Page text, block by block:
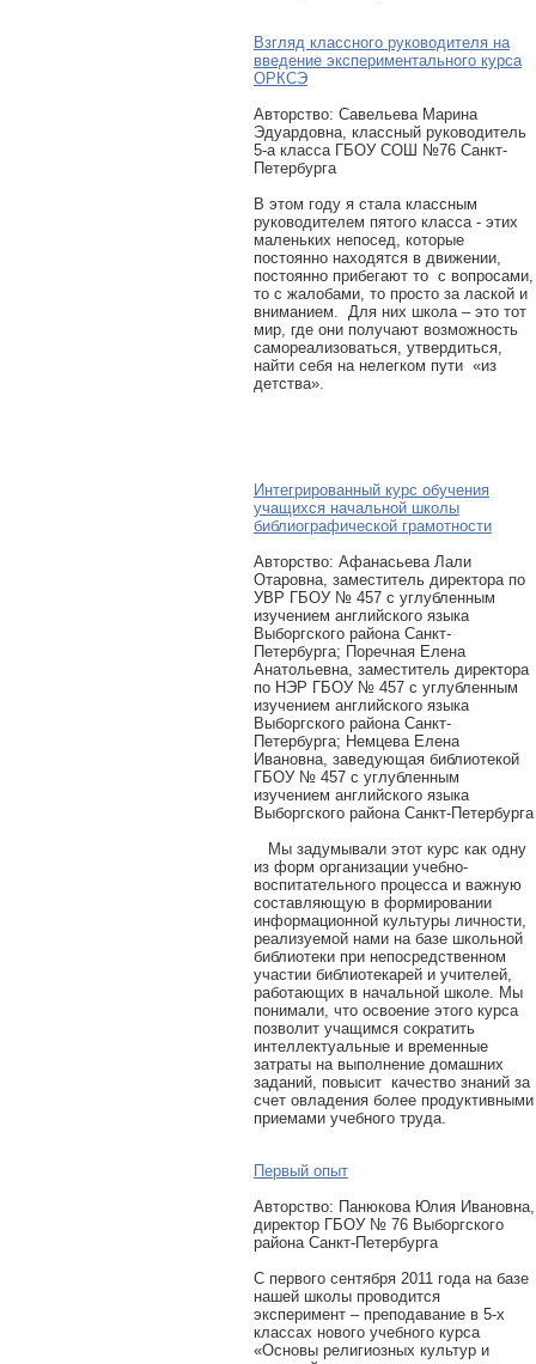
Взгляд классного руководителя на
введение экспериментального курса
ОРКСЭ
Авторcтво: Савельева Марина
Эдуардовна, классный руководитель
5-а класса ГБОУ СОШ №76 Санкт-
Петербурга
В этом году я стала классным
руководителем пятого класса - этих
маленьких непосед, которые
постоянно находятся в движении,
постоянно прибегают то с вопросами,
то с жалобами, то просто за лаской и
вниманием. Для них школа – это тот
мир, где они получают возможность
самореализоваться, утвердиться,
найти себя на нелегком пути «из
детства».
Интегрированный курс обучения
учащихся начальной школы
библиографической грамотности
Авторcтво: Афанасьева Лали
Отаровна, заместитель директора по
УВР ГБОУ № 457 с углубленным
изучением английского языка
Выборгского района Санкт-
Петербурга; Поречная Елена
Анатольевна, заместитель директора
по НЭР ГБОУ № 457 с углубленным
изучением английского языка
Выборгского района Санкт-
Петербурга; Немцева Елена
Ивановна, заведующая библиотекой
ГБОУ № 457 с углубленным
изучением английского языка
Выборгского района Санкт-Петербурга
Мы задумывали этот курс как одну
из форм организации учебно-
воспитательного процесса и важную
составляющую в формировании
информационной культуры личности,
реализуемой нами на базе школьной
библиотеки при непосредственном
участии библиотекарей и учителей,
работающих в начальной школе. Мы
понимали, что освоение этого курса
позволит учащимся сократить
интеллектуальные и временные
затраты на выполнение домашних
заданий, повысит качество знаний за
счет овладения более продуктивными
приемами учебного труда.
Первый опыт
Авторcтво: Панюкова Юлия Ивановна,
директор ГБОУ № 76 Выборгского
района Санкт-Петербурга
С первого сентября 2011 года на базе
нашей школы проводится
эксперимент – преподавание в 5-х
классах нового учебного курса
«Основы религиозных культур и